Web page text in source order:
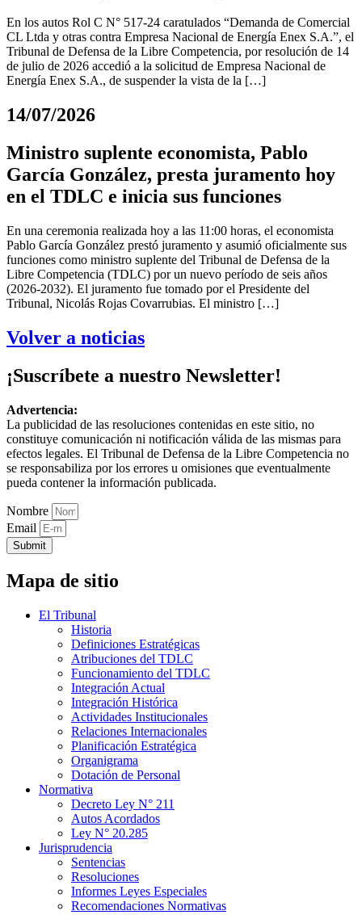
En los autos Rol C N° 517-24 caratulados “Demanda de Comercial
CL Ltda y otras contra Empresa Nacional de Energía Enex S.A.”, el
Tribunal de Defensa de la Libre Competencia, por resolución de 14
de julio de 2026 accedió a la solicitud de Empresa Nacional de
Energía Enex S.A., de suspender la vista de la […]
14/07/2026
Ministro suplente economista, Pablo
García González, presta juramento hoy
en el TDLC e inicia sus funciones
En una ceremonia realizada hoy a las 11:00 horas, el economista
Pablo García González prestó juramento y asumió oficialmente sus
funciones como ministro suplente del Tribunal de Defensa de la
Libre Competencia (TDLC) por un nuevo período de seis años
(2026-2032). El juramento fue tomado por el Presidente del
Tribunal, Nicolás Rojas Covarrubias. El ministro […]
Volver a noticias
¡Suscríbete a nuestro Newsletter!
Advertencia:
La publicidad de las resoluciones contenidas en este sitio, no
constituye comunicación ni notificación válida de las mismas para
efectos legales. El Tribunal de Defensa de la Libre Competencia no
se responsabiliza por los errores u omisiones que eventualmente
pueda contener la información publicada.
Nombre
Email
Submit
Mapa de sitio
El Tribunal
Historia
Definiciones Estratégicas
Atribuciones del TDLC
Funcionamiento del TDLC
Integración Actual
Integración Histórica
Actividades Institucionales
Relaciones Internacionales
Planificación Estratégica
Organigrama
Dotación de Personal
Normativa
Decreto Ley N° 211
Autos Acordados
Ley N° 20.285
Jurisprudencia
Sentencias
Resoluciones
Informes Leyes Especiales
Recomendaciones Normativas